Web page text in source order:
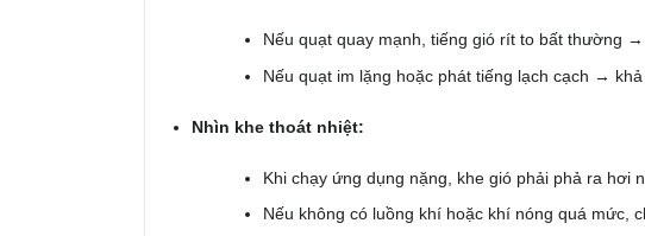
Nếu quạt quay mạnh, tiếng gió rít to bất thường
Nếu quạt im lặng hoặc phát tiếng lạch cạch → khả
Nhìn khe thoát nhiệt:
Khi chạy ứng dụng nặng, khe gió phải phả ra hơi
Nếu không có luồng khí hoặc khí nóng quá mức,